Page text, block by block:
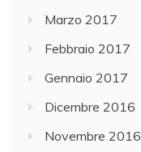
Marzo 2017
Febbraio 2017
Gennaio 2017
Dicembre 2016
Novembre 2016